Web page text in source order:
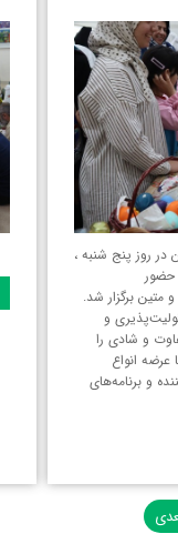
در روز پنج شنبه ،
با حضور
متین برگزار شد.
و
و شادی را
عرضه انواع
و برنامه‌های